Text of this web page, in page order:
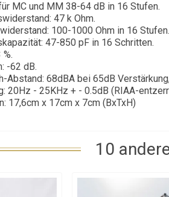
MC und MM 38-64 dB in 16 Stufen.
47 k Ohm.
100-1000 Ohm in 16 Stufen.
47-850 pF in 16 Schritten.
-62 dB.
Abstand: 68dBA bei 65dB
20Hz - 25KHz + - 0.5dB (RIAA-
17,6cm x 17cm x 7cm (BxTxH)
10